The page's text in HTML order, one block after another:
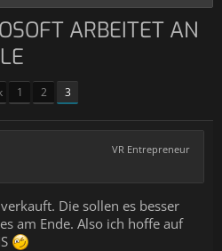
ARBEITET AN
1 2 3
VR Entrepreneur
Die sollen es besser
am Ende. Also ich hoffe auf